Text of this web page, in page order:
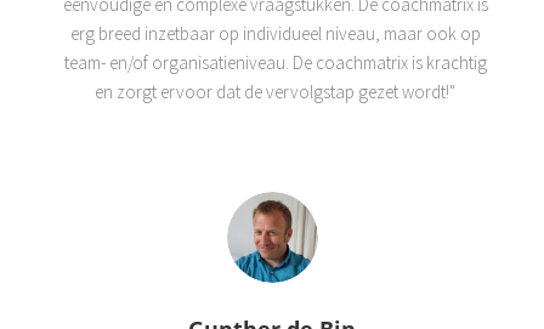
erg breed inzetbaar op individueel niveau, maar ook op
team- en/of organisatieniveau. De coachmatrix is krachtig
en zorgt ervoor dat de vervolgstap gezet wordt!"